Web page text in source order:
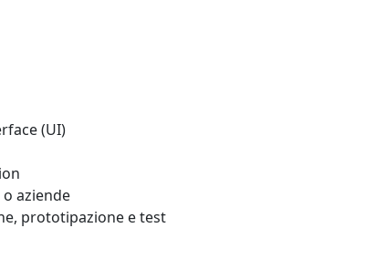
(UI)
aziende
prototipazione e test